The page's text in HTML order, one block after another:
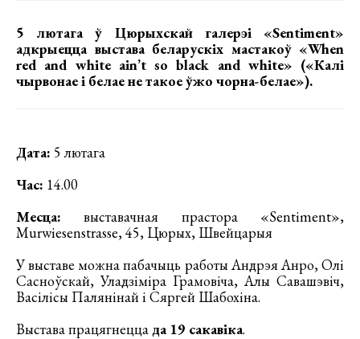
5 лютага ў Цюрыхскай галерэі «Sentiment»
адкрыецца выстава беларускіх мастакоў «When
red and white ain’t so black and white» («Калі
чырвонае і белае не такое ўжо чорна-белае»).
Дата: 5 лютага
Час: 14.00
Месца: выставачная прастора «Sentiment»,
Murwiesenstrasse, 45, Цюрых, Швейцарыя
У выставе можна пабачыць работы Андрэя Анро, Олі
Сасноўскай, Уладзіміра Грамовіча, Алы Савашэвіч,
Васілісы Палянінай і Сяргей Шабохіна.
Выстава працягнеццада 19 сакавіка.